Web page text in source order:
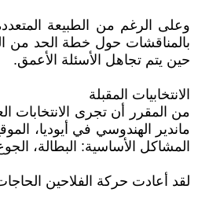
وعلى الرغم من الطبيعة
بالمناقشات حول خطة الحد من
حين يتم تجاهل الأسئلة الأعمق.
الانتخابيات المقبلة
المشاكل الأساسية: البطالة،
لقد أعادت حركة الفلاحين